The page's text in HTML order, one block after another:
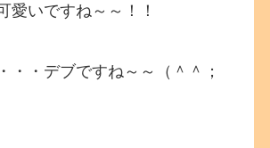
愛いですね～～！！
・・デブですね～～（＾＾；